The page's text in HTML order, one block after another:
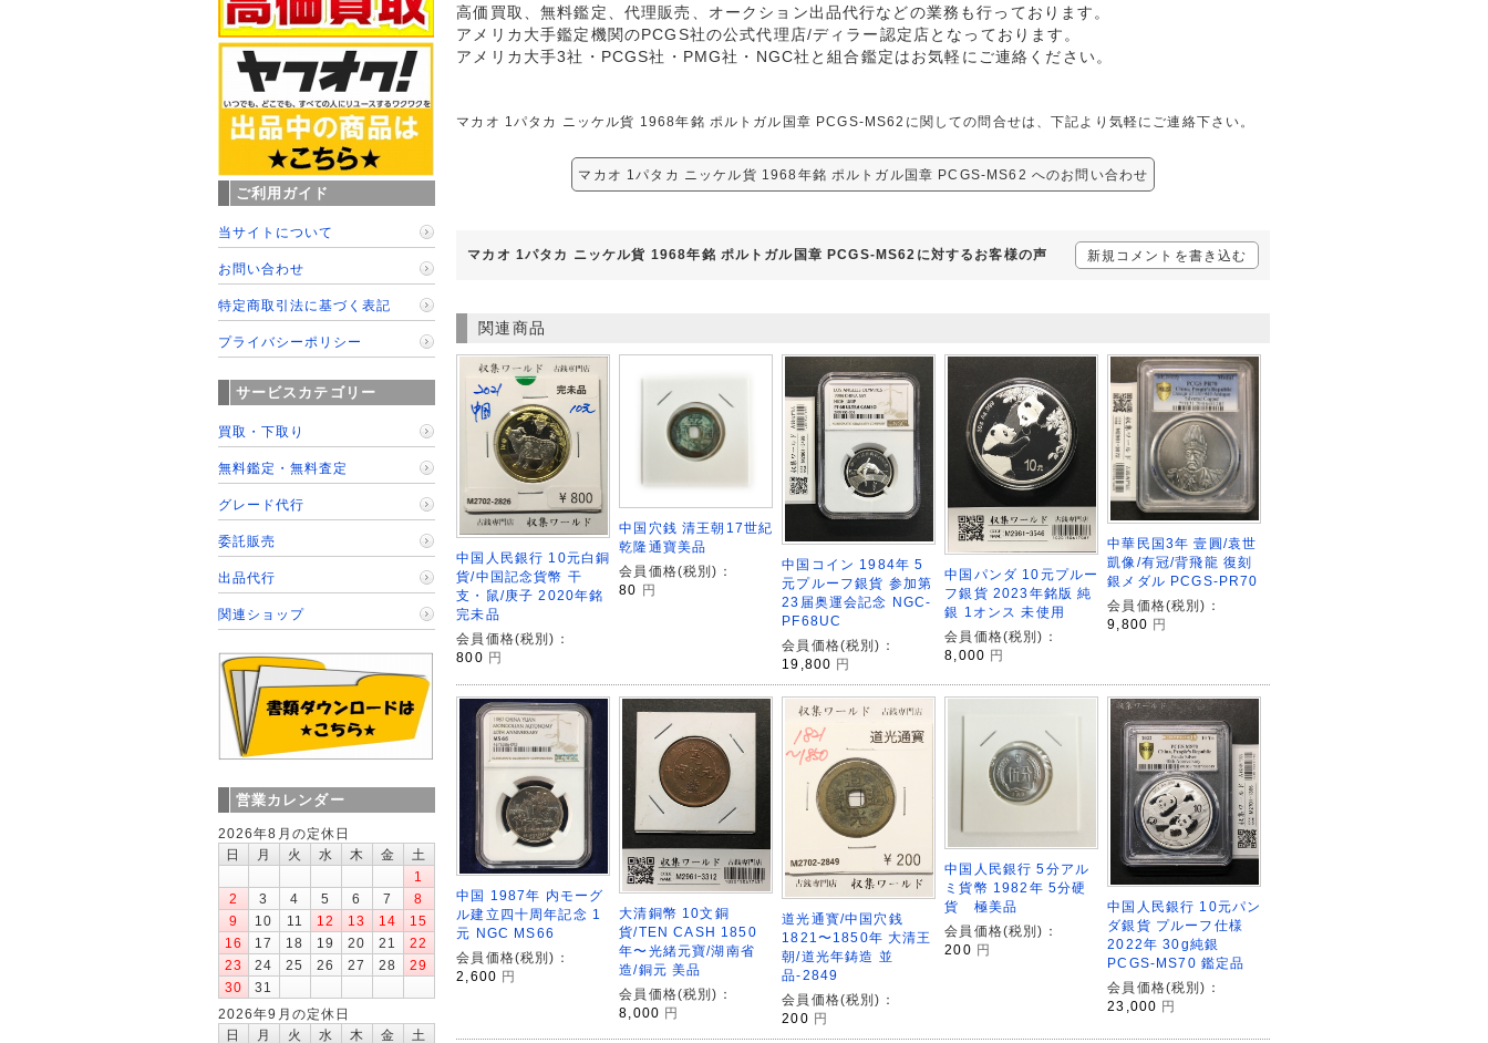
高価買取、無料鑑定、代理販売、オークション出品代行などの業務も行っております。
アメリカ大手鑑定機関のPCGS社の公式代理店/ディラー認定店となっております。
アメリカ大手3社・PCGS社・PMG社・NGC社と組合鑑定はお気軽にご連絡ください。
マカオ 1パタカ ニッケル貨 1968年銘 ポルトガル国章 PCGS-MS62に関しての問合せは、下記より気軽にご連絡下さい。
マカオ 1パタカ ニッケル貨 1968年銘 ポルトガル国章 PCGS-MS62 へのお問い合わせ
マカオ 1パタカ ニッケル貨 1968年銘 ポルトガル国章 PCGS-MS62に対するお客様の声 新規コメントを書き込む
関連商品
中国人民銀行 10元白銅
貨/中国記念貨幣 干
支・鼠/庚子 2020年銘
完未品
会員価格(税別)：
800 円
中国穴銭 清王朝17世紀
乾隆通寶美品
会員価格(税別)：
80 円
中国コイン 1984年 5
元プルーフ銀貨 参加第
23届奥運会記念 NGC-
PF68UC
会員価格(税別)：
19,800 円
中国パンダ 10元プルー
フ銀貨 2023年銘版 純
銀 1オンス 未使用
会員価格(税別)：
8,000 円
中華民国3年 壹圓/袁世
凱像/有冠/背飛龍 復刻
銀メダル PCGS-PR70
会員価格(税別)：
9,800 円
中国 1987年 内モーグ
ル建立四十周年記念 1
元 NGC MS66
会員価格(税別)：
2,600 円
大清銅幣 10文銅
貨/TEN CASH 1850
年〜光緒元寶/湖南省
造/銅元 美品
会員価格(税別)：
8,000 円
道光通寳/中国穴銭
1821〜1850年 大清王
朝/道光年鋳造 並
品-2849
会員価格(税別)：
200 円
中国人民銀行 5分アル
ミ貨幣 1982年 5分硬
貨 極美品
会員価格(税別)：
200 円
中国人民銀行 10元パン
ダ銀貨 プルーフ仕様
2022年 30g純銀
PCGS-MS70 鑑定品
会員価格(税別)：
23,000 円
ご利用ガイド
当サイトについて
お問い合わせ
特定商取引法に基づく表記
プライバシーポリシー
サービスカテゴリー
買取・下取り
無料鑑定・無料査定
グレード代行
委託販売
出品代行
関連ショップ
営業カレンダー
2026年8月の定休日
日
月 火 水 木 金
土
1
2
3 4 5 6 7
8
9
10 11 12 13 14
15
16
17 18 19 20 21
22
23
24 25 26 27 28
29
30
31
2026年9月の定休日
日
月 火 水 木 金
土